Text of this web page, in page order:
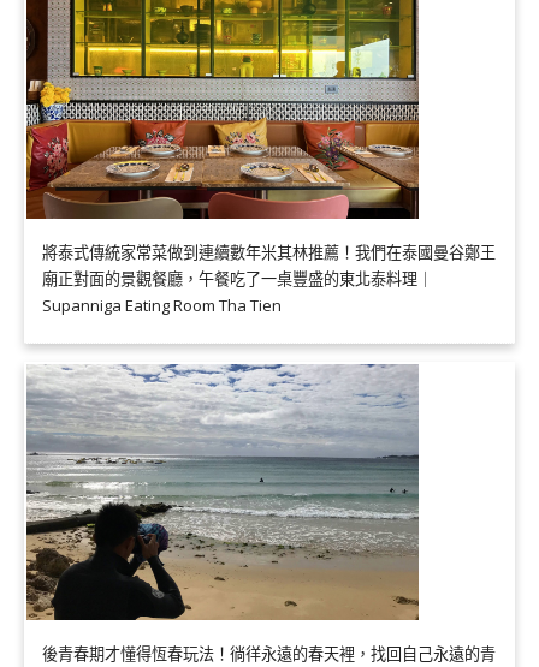
將泰式傳統家常菜做到連續數年米其林推薦！我們在泰國曼谷鄭王
廟正對面的景觀餐廳，午餐吃了一桌豐盛的東北泰料理｜
Supanniga Eating Room Tha Tien
後青春期才懂得恆春玩法！徜徉永遠的春天裡，找回自己永遠的青